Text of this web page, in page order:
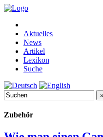
Aktuelles
News
Artikel
Lexikon
Suche
Zubehör